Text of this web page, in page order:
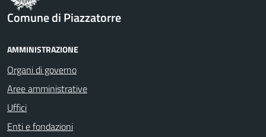
Comune di Piazzatorre
AMMINISTRAZIONE
Organi di governo
Aree amministrative
Uffici
Enti e fondazioni